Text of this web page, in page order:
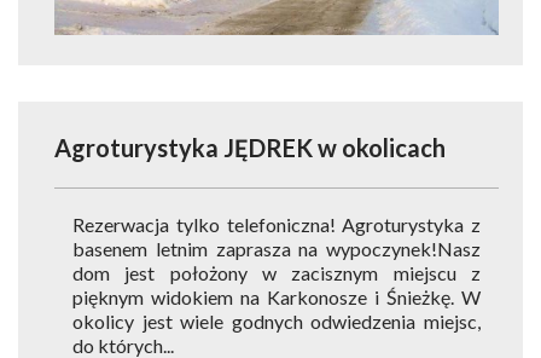
Agroturystyka JĘDREKw okolicach
Rezerwacja tylko telefoniczna! Agroturystyka z
basenem letnim zaprasza na wypoczynek!Nasz
dom jest położony w zacisznym miejscu z
pięknym widokiem na Karkonosze i Śnieżkę. W
okolicy jest wiele godnych odwiedzenia miejsc,
do których...